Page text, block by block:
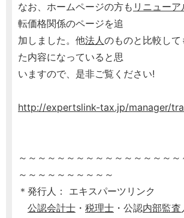
なお、ホームページの方も リニューア
転価格関係のページを追
加しました。他法人のものと比較して
た内容になっていると思
いますので、是非ご覧ください!
http://expertslink-tax.jp/manager/
～～～～～～～～～～～～～～～～～
～～～～～～～～～～
＊発行人： エキスパーツリンク
公認会計士 ・ 税理士 ・公認内部監査